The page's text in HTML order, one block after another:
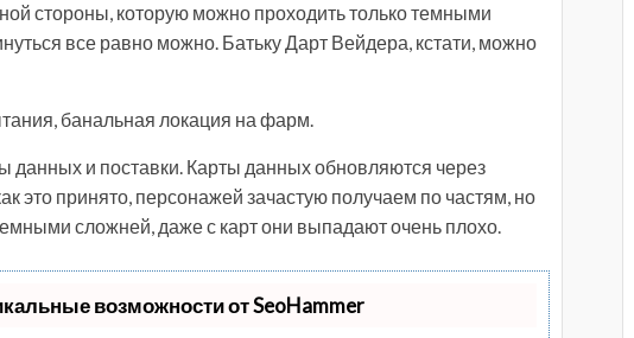
стороны, которую можно проходить только темными
все равно можно. Батьку Дарт Вейдера, кстати, можно
банальная локация на фарм.
данных и поставки. Карты данных обновляются через
это принято, персонажей зачастую получаем по частям, но
сложней, даже с карт они выпадают очень плохо.
возможности от SeoHammer